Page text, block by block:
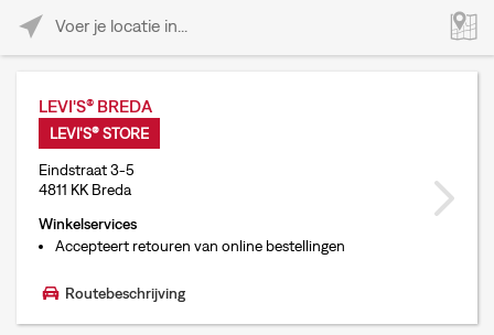
LEVI'S® BREDA
LEVI'S® STORE
Eindstraat 3-5
4811 KK Breda
Winkelservices
Accepteert retouren van online bestellingen
Routebeschrijving